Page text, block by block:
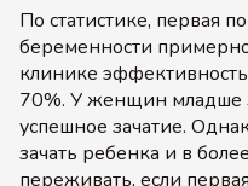
По статистике, первая
беременности
клинике
70%. У женщин младше
успешное зачатие.
зачать ребенка и в
переживать, если